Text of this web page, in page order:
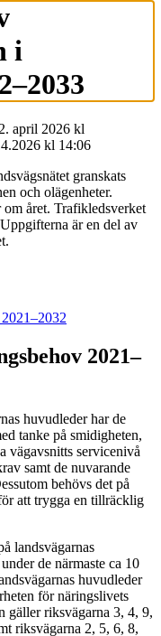
i
april 2026 kl
kl 14:06
granskats
och olägenheter.
om året. Trafikledsverket
är en del av
2021–
huvudleder har de
tanke på smidigheten,
vägavsnitts servicenivå
samt de nuvarande
behövs det på
att trygga en tillräcklig
landsvägarnas
de närmaste ca 10
huvudleder
för näringslivets
gäller riksvägarna 3, 4, 9,
riksvägarna 2, 5, 6, 8,